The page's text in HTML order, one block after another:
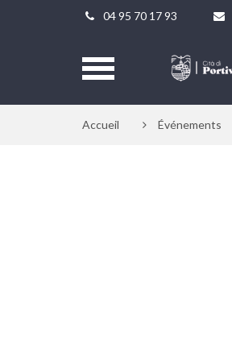
04 95 70 17 93
Aller
à
la
Accueil Événements